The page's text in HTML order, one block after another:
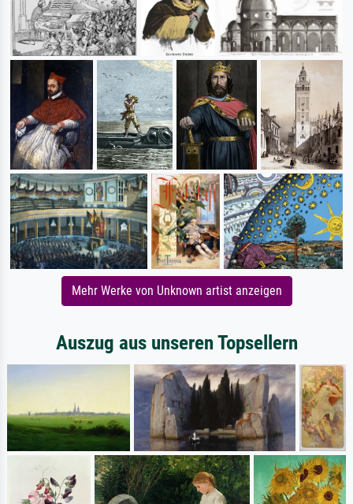
Mehr Werke von Unknown artist anzeigen
Auszug aus unseren Topsellern